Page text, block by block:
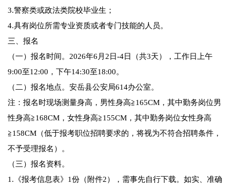
3.警察类或政法类院校毕业生；
4.具有岗位所需专业资质或者专门技能的人员。
三、报名
（一）报名时间。2026年6月2日-4日（共3天），工作日上午
9:00至12:00，下午14:30至18:00。
（二）报名地点。安岳县公安局614办公室。
注：报名时现场测量身高，男性身高≧165CM，其中勤务岗位男
性身高≧168CM，女性身高≧155CM，其中勤务岗位女性身高
≧158CM（低于报考职位招聘要求的，将视为不符合招聘条件，
不予受理报名）。
（三）报名资料。
1.《报考信息表》1份（附件2），需事先自行下载。如实、准确